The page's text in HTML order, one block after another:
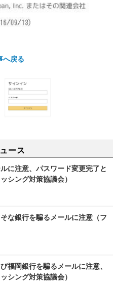
へ戻る
ース
に注意、パスワード変更完了と
シング対策協議会）
な銀行を騙るメールに注意（フ
福岡銀行を騙るメールに注意、
シング対策協議会）